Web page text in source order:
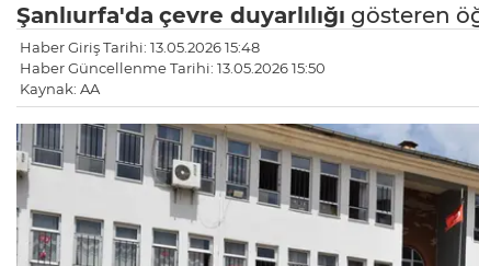
Şanlıurfa'da çevre duyarlılığı gösteren
Haber Giriş Tarihi: 13.05.2026 15:48
Haber Güncellenme Tarihi: 13.05.2026 15:50
Kaynak: AA